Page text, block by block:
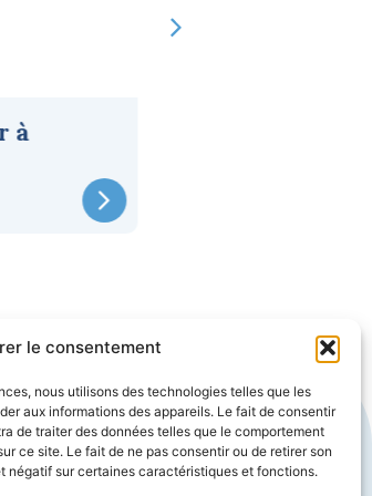
le consentement
nous utilisons des technologies telles que les
aux informations des appareils. Le fait de consentir
de traiter des données telles que le comportement
ce site. Le fait de ne pas consentir ou de retirer son
négatif sur certaines caractéristiques et fonctions.
à
Nous suivre